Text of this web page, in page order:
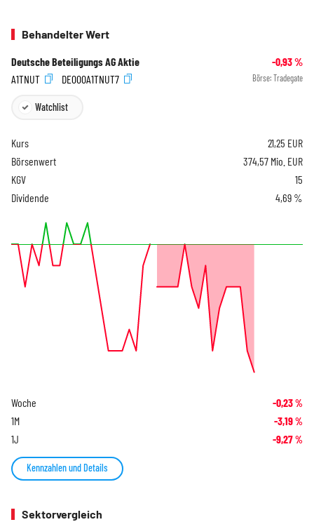
Behandelter Wert
Deutsche Beteiligungs AG Aktie -0,93%
A1TNUT
DE000A1TNUT7 Börse: Tradegate
Watchlist
Kurs 21,25 EUR
Börsenwert
374,57 Mio. EUR
KGV
15
Dividende
4,69 %
Woche -0,23%
1M -3,19%
1J -9,27%
Kennzahlen und Details
Sektorvergleich